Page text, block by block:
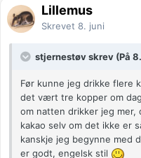
Lillemus
Skrevet 8. juni
stjernestøv skrev (På
Før kunne jeg drikke flere
det vært tre kopper om
om natten drikker jeg mer,
kakao selv om det ikke er
kanskje jeg begynne med
er godt, engelsk stil